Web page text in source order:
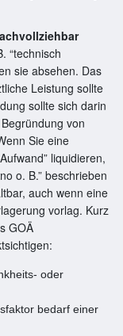
“technisch
sie absehen. Das
Leistung sollte
sollte sich darin
von
Sie eine
liquidieren,
o. B.” beschrieben
auch wenn eine
vorlag. Kurz
GOÄ
oder
bedarf einer